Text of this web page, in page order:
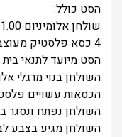
הסט כולל:
שולחן אלומיניום 1.35X1.00 נפתח ל-2.70
4 כסא פלסטיק מעוצב בעיצוב רשת
הסט מיועד לתנאי בית
השולחן בנוי מרגלי
הכסאות עשויים
השולחן נפתח ונסגר
השולחן מגיע בצבע